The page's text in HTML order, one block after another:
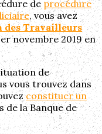
de procédure
, vous avez
des Travailleurs
novembre 2019 en
de
vous trouvez dans
constituer un
de la Banque de